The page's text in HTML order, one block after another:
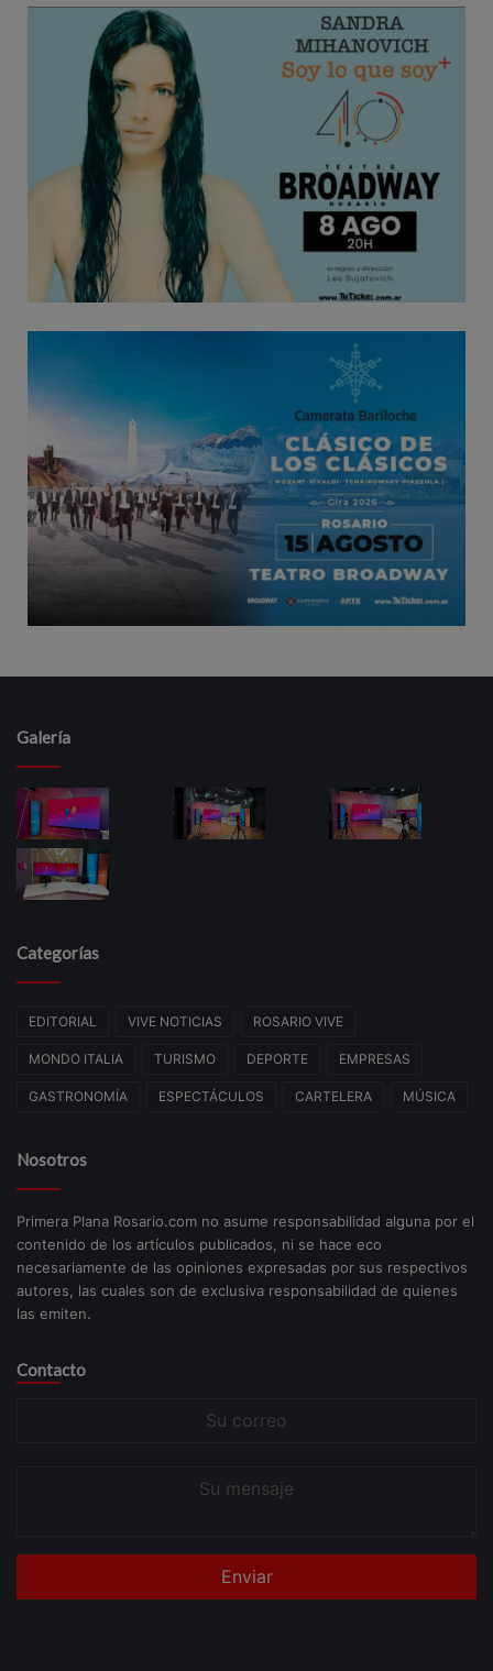
Galería
Categorías
EDITORIAL VIVE NOTICIAS ROSARIO VIVE
MONDO ITALIA TURISMO DEPORTE EMPRESAS
GASTRONOMÍA ESPECTÁCULOS CARTELERA MÚSICA
Nosotros
Primera Plana Rosario.com no asume responsabilidad alguna por el
contenido de los artículos publicados, ni se hace eco
necesariamente de las opiniones expresadas por sus respectivos
autores, las cuales son de exclusiva responsabilidad de quienes
las emiten.
Contacto